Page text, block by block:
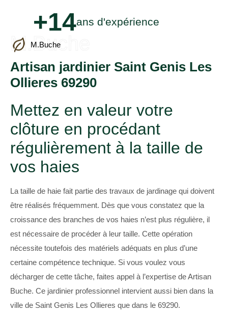
+14ans d'expérience
M.Buche
M.Buche
Artisan jardinier Saint Genis Les
Ollieres 69290
Mettez en valeur votre
clôture en procédant
régulièrement à la taille de
vos haies
La taille de haie fait partie des travaux de jardinage qui doivent
être réalisés fréquemment. Dès que vous constatez que la
croissance des branches de vos haies n’est plus régulière, il
est nécessaire de procéder à leur taille. Cette opération
nécessite toutefois des matériels adéquats en plus d’une
certaine compétence technique. Si vous voulez vous
décharger de cette tâche, faites appel à l’expertise de Artisan
Buche. Ce jardinier professionnel intervient aussi bien dans la
ville de Saint Genis Les Ollieres que dans le 69290.